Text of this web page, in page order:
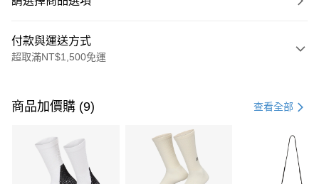
付款與運送方式
超取滿NT$1,500免運
信用卡一次付款
3 期 0 利率 每期 21家銀行
合作金庫商業銀行
第一商業銀行
商品加價購 (9) 查看全部